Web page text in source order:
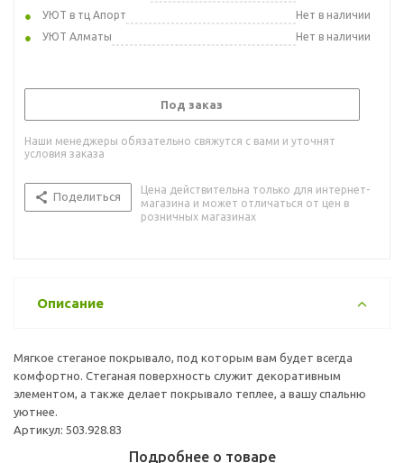
УЮТ в тц Апорт
Нет в наличии
УЮТ Алматы
Нет в наличии
Под заказ
Наши менеджеры обязательно свяжутся с вами и уточнят
условия заказа
Поделиться
Цена действительна только для интернет-
магазина и может отличаться от цен в
розничных магазинах
Описание
Мягкое стеганое покрывало, под которым вам будет всегда
комфортно. Стеганая поверхность служит декоративным
элементом, а также делает покрывало теплее, а вашу спальню
уютнее.
Артикул: 503.928.83
Подробнее о товаре